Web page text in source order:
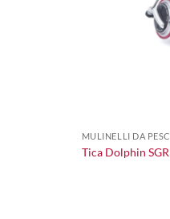
MULINELLI DA
Tica Dolphin